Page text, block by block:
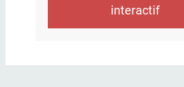
interactif